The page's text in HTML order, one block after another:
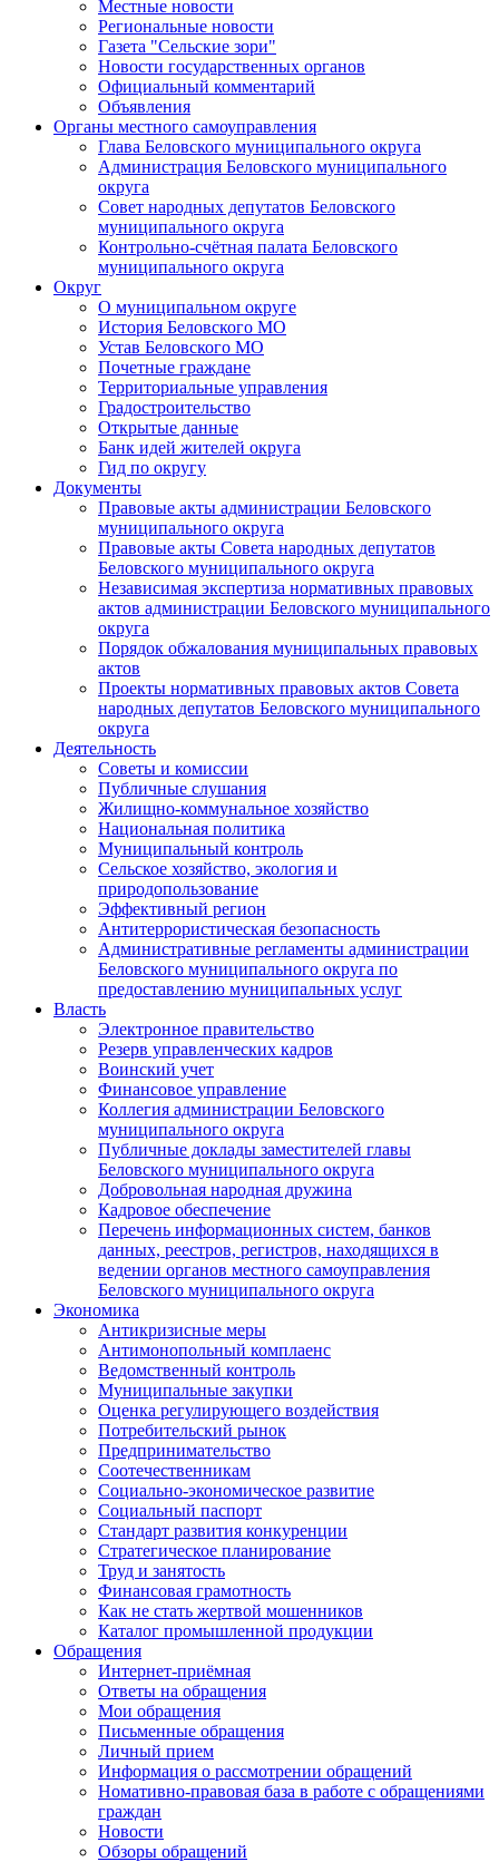
Местные новости
Региональные новости
Газета "Сельские зори"
Новости государственных органов
Официальный комментарий
Объявления
Органы местного самоуправления
Глава Беловского муниципального округа
Администрация Беловского муниципального
округа
Совет народных депутатов Беловского
муниципального округа
Контрольно-счётная палата Беловского
муниципального округа
Округ
О муниципальном округе
История Беловского МО
Устав Беловского МО
Почетные граждане
Территориальные управления
Градостроительство
Открытые данные
Банк идей жителей округа
Гид по округу
Документы
Правовые акты администрации Беловского
муниципального округа
Правовые акты Совета народных депутатов
Беловского муниципального округа
Независимая экспертиза нормативных правовых
актов администрации Беловского муниципального
округа
Порядок обжалования муниципальных правовых
актов
Проекты нормативных правовых актов Совета
народных депутатов Беловского муниципального
округа
Деятельность
Советы и комиссии
Публичные слушания
Жилищно-коммунальное хозяйство
Национальная политика
Муниципальный контроль
Сельское хозяйство, экология и
природопользование
Эффективный регион
Антитеррористическая безопасность
Административные регламенты администрации
Беловского муниципального округа по
предоставлению муниципальных услуг
Власть
Электронное правительство
Резерв управленческих кадров
Воинский учет
Финансовое управление
Коллегия администрации Беловского
муниципального округа
Публичные доклады заместителей главы
Беловского муниципального округа
Добровольная народная дружина
Кадровое обеспечение
Перечень информационных систем, банков
данных, реестров, регистров, находящихся в
ведении органов местного самоуправления
Беловского муниципального округа
Экономика
Антикризисные меры
Антимонопольный комплаенс
Ведомственный контроль
Муниципальные закупки
Оценка регулирующего воздействия
Потребительский рынок
Предпринимательство
Соотечественникам
Социально-экономическое развитие
Социальный паспорт
Стандарт развития конкуренции
Стратегическое планирование
Труд и занятость
Финансовая грамотность
Как не стать жертвой мошенников
Каталог промышленной продукции
Обращения
Интернет-приёмная
Ответы на обращения
Мои обращения
Письменные обращения
Личный прием
Информация о рассмотрении обращений
Номативно-правовая база в работе с обращениями
граждан
Новости
Обзоры обращений